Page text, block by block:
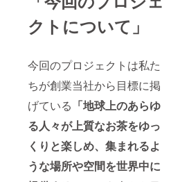
クトについて」
今回のプロジェクトは私た
ちが創業当社から目標に掲
げている 「地球上のあらゆ
る人々が上質なお茶をゆっ
くりと楽しめ、集まれるよ
うな場所や空間を世界中に